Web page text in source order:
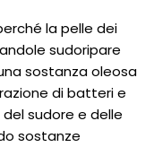
la pelle dei
sudoripare
sostanza oleosa
di batteri e
sudore e delle
sostanze